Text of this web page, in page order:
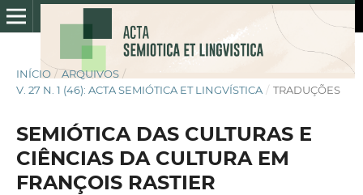
INÍCIO / ARQUIVOS /
V. 27 N. 1 (46): ACTA SEMIÓTICA ET LINGVÍSTICA / TRADUÇÕES
SEMIÓTICA DAS CULTURAS E
CIÊNCIAS DA CULTURA EM
FRANÇOIS RASTIER